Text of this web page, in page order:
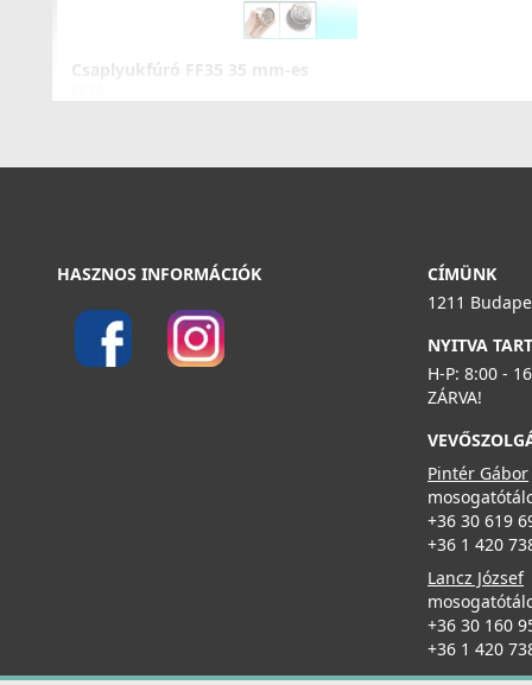
176 990 Ft
ELLECI - Csaptelep Flamingo Pure - Króm
ELLECI - Csaptelep Stream Plus szatinált króm
143 990 Ft
Csaplyukfúró FF35 35 mm-es
ELLECI - Tisztítószer, zsírtalanító és tisztító spray
HASZNOS INFORMÁCIÓK
CÍMÜNK
1211
NYITVA
H-P: 8:00 -
ZÁRVA!
Pintér Gábor
+36 30 619
+36 1 420
Lancz József
+36 30 160
+36 1 420